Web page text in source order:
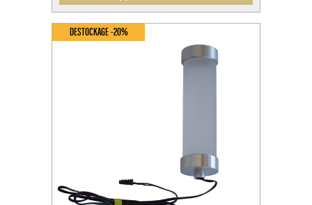
DESTOCKAGE -20%